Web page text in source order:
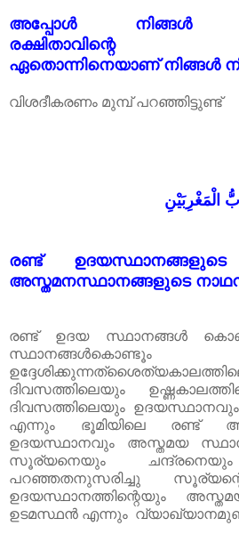
അപ്പോൾ നിങ്ങൾ
രക്ഷിതാവിന്റെ
ഏതൊന്നിനെയാണ് നിങ്ങൾ
വിശദീകരണം മുമ്പ് പറഞ്ഞിട്ടുണ്ട്
الْمَغْرِبَيْنِ
രണ്ട്
അസ്തമനസ്ഥാനങ്ങളുടെ
രണ്ട് ഉദയ സ്ഥാനങ്ങൾ
സ്ഥാനങ്ങൾകൊണ്ടൂം
ദിവസത്തിലെയും
ദിവസത്തിലെയും
എന്നും ഭൂമിയിലെ രണ്ട്
ഉദയസ്ഥാനവും അസ്തമയ
സൂര്യനെയും
പറഞ്ഞതനുസരിച്ചു
ഉദയസ്ഥാനത്തിന്റെയും
ഉടമസ്ഥൻ എന്നും